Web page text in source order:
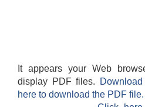
It appears your Web
display PDF files.
here to download the PDF file.